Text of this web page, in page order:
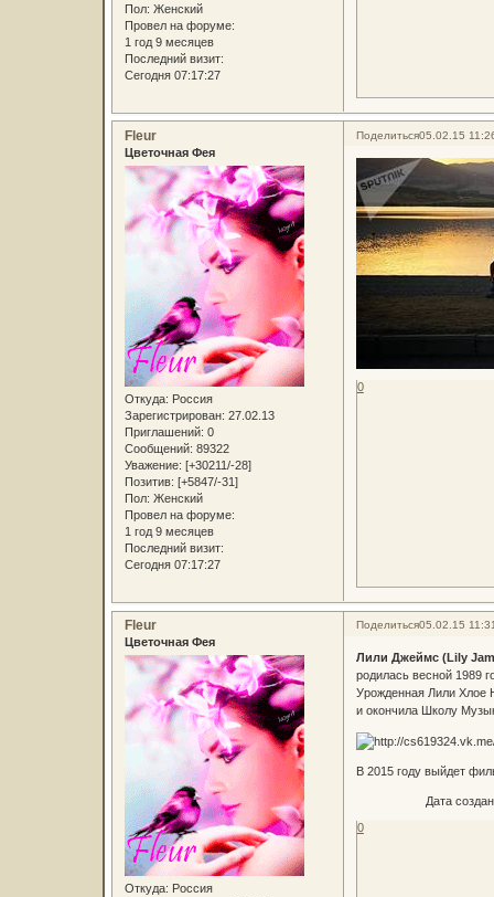
Пол: Женский
Провел на форуме:
1 год 9 месяцев
Последний визит:
Сегодня 07:17:27
Поделиться05.02.15
Fleur
Цветочная Фея
Откуда: Россия
Зарегистрирован: 27.02.13
Приглашений: 0
Сообщений: 89322
Уважение: [+30211/-28]
Позитив: [+5847/-31]
Пол: Женский
Провел на форуме:
1 год 9 месяцев
Последний визит:
Сегодня 07:17:27
0
Поделиться05.02.15
Fleur
Цветочная Фея
Откуда: Россия
Лили Джеймс (Lily
родилась весной 1989
Урожденная Лили Хлое
и окончила Школу
В 2015 году выйдет
ᅠᅠᅠᅠᅠᅠ Дата
0